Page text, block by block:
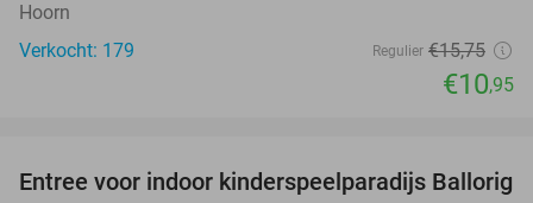
Hoorn
Verkocht: 179
Regulier €15,75
€10,95
32%
Entree voor indoor kinderspeelparadijs Ballorig